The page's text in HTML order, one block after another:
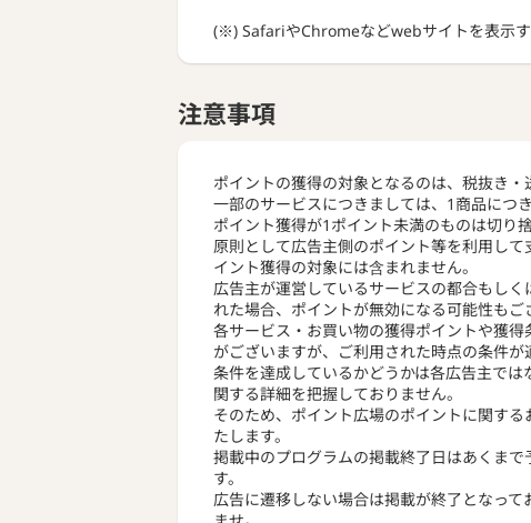
(※) SafariやChromeなどwebサイトを表示
注意事項
ポイントの獲得の対象となるのは、税抜き・
一部のサービスにつきましては、1商品につ
ポイント獲得が1ポイント未満のものは切り
原則として広告主側のポイント等を利用し
イント獲得の対象には含まれません。
広告主が運営しているサービスの都合もし
れた場合、ポイントが無効になる可能性もご
各サービス・お買い物の獲得ポイントや獲
がございますが、ご利用された時点の条件が
条件を達成しているかどうかは各広告主で
関する詳細を把握しておりません。
そのため、ポイント広場のポイントに関す
たします。
掲載中のプログラムの掲載終了日はあくま
す。
広告に遷移しない場合は掲載が終了となっ